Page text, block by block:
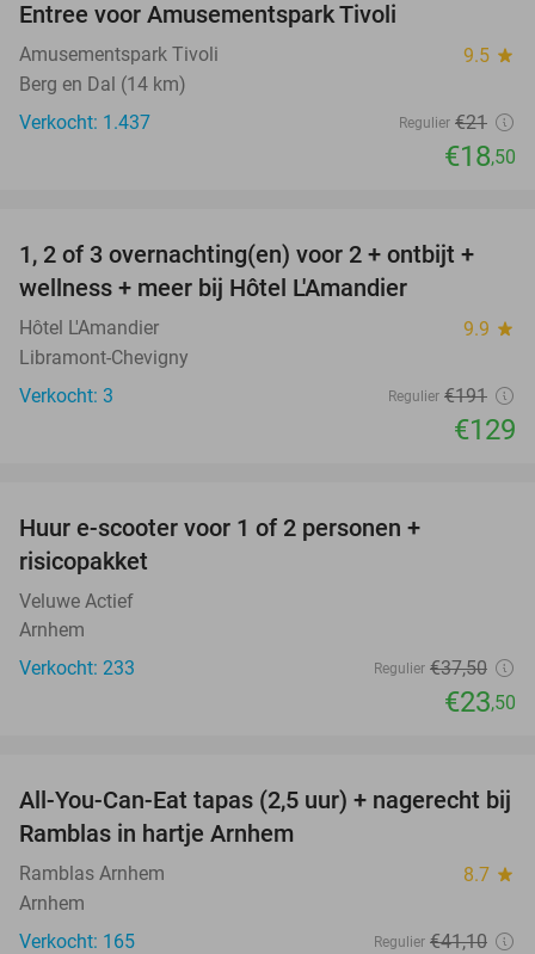
Entree voor Amusementspark Tivoli
Amusementspark Tivoli 9.5 star
Berg en Dal (14 km)
Verkocht: 1.437
Regulier €21
€18,50
32%
TODAY
1, 2 of 3 overnachting(en) voor 2 + ontbijt +
wellness + meer bij Hôtel L'Amandier
Hôtel L'Amandier 9.9 star
Libramont-Chevigny
Verkocht: 3
Regulier €191
€129
Huur e-scooter voor 1 of 2 personen +
risicopakket
Veluwe Actief
Arnhem
Verkocht: 233
Regulier €37,50
€23,50
34%
All-You-Can-Eat tapas (2,5 uur) + nagerecht bij
Ramblas in hartje Arnhem
Ramblas Arnhem 8.7 star
Arnhem
Verkocht: 165
Regulier €41,10